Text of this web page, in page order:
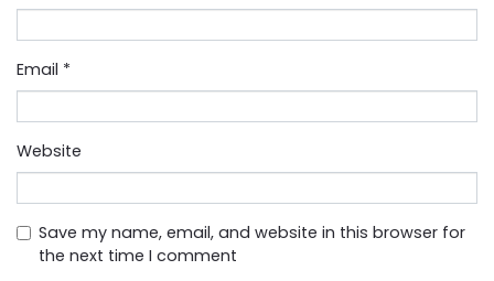
Email *
Website
Save my name, email, and website in this browser for
the next time I comment